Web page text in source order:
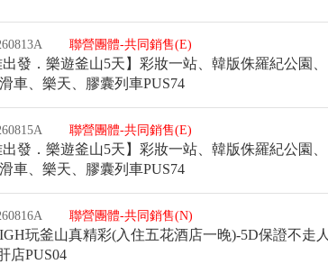
聯營團體-共同銷售(E)
出發．樂遊釜山5天】彩妝一站、韓版侏羅紀公園、
車、樂天、膠囊列車PUS74
聯營團體-共同銷售(E)
出發．樂遊釜山5天】彩妝一站、韓版侏羅紀公園、
車、樂天、膠囊列車PUS74
聯營團體-共同銷售(N)
玩釜山真精彩(入住五花酒店一晚)-5D保證不走人
店PUS04